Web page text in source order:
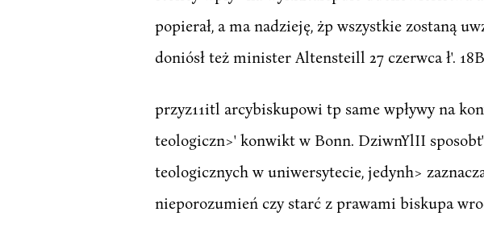
popierał, a ma nadzieję, żp wszystkie zostaną
doniósł też minister Altensteill 27 czerwca ł'.
przyz11itl arcybiskupowi tp same wpływy na
teologiczn>' konwikt w Bonn. DziwnYlII
teologicznych w uniwersytecie, jedynh>
nieporozumień czy starć z prawami biskupa